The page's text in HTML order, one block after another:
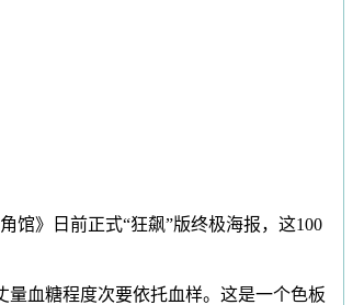
馆》日前正式“狂飙”版终极海报，这100
血糖程度次要依托血样。这是一个色板